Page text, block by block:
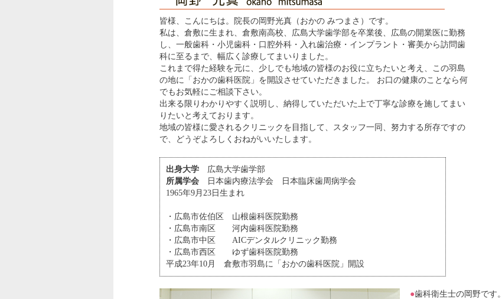
皆様、こんにちは。院長の岡野光真（おかの みつまさ）です。
私は、倉敷に生まれ、倉敷南高校、広島大学歯学部を卒業後、広島の開業医に勤務
し、一般歯科・小児歯科 ・ 口腔外科 ・ 入れ歯治療・インプラント ・ 審美から訪問歯
科に至るまで、幅広く診療 してまいりました。
これまで得た経験を元に、少しでも地域の皆様のお役に立ちたいと考え、この羽島
の地に「おかの歯科医院」を開設させていただきました。 お口の健康のことなら何
でもお気軽にご相談下さい。
出来る限りわかりやすく説明し、納得していただいた上で丁寧な診療を施してまい
りたいと考えております。
地域の皆様に愛されるクリニックを目指して、スタッフ一同、努力する所存ですの
で、どうぞよろしくおねがいいたします。
出身大学 広島大学歯学部
所属学会 日本歯内療法学会 日本臨床歯周病学会
1965年9月23日生まれ
・広島市佐伯区 山根歯科医院勤務
・広島市南区 河内歯科医院勤務
・広島市中区 AICデンタルクリニック勤務
・広島市西区 ゆず歯科医院勤務
平成23年10月 倉敷市羽島に「おかの歯科医院」開設
●歯科衛生士の岡野です。